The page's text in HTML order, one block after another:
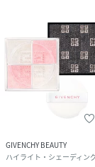
GIVENCHY BEAUTY
ハイライト・シェーディン